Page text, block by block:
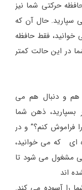
حرکتی شما نیز
سپارید. حال آن که
فقط حافظه
در این حالت کمتر
و دنبال هم می
بسپارید، ذهن شما
فراموش کنم؟” و در
ای که می خوانید،
مشغول می شود تا
اند